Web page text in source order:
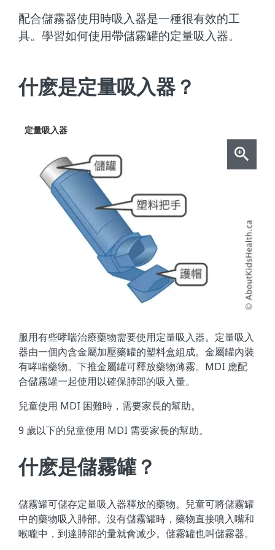
配合儲霧器使用時吸入器是一種很有效的工
具。學習如何使用帶儲霧罐的定量吸入器。
什麽是定量吸入器？
定量吸入器
服用有些哮喘治療藥物需要使用定量吸入器。定量吸入
器由一個內含金屬加壓藥罐的塑料盒組成。金屬罐內裝
有哮喘藥物。下推金屬罐可釋放藥物薄霧。MDI 應配
合儲霧罐一起使用以確保肺部的吸入量。
兒童使用 MDI 困難時，需要家長的幫助。
9 歲以下的兒童使用 MDI 需要家長的幫助。
什麽是儲霧罐？
儲霧罐可儲存定量吸入器釋放的藥物。兒童可將儲霧罐
中的藥物吸入肺部。沒有儲霧罐時，藥物直接噴入嘴和
喉嚨中，到達肺部的量就會减少。儲霧罐也叫儲霧器。